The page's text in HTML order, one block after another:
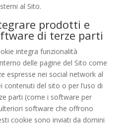
al Sito.
prodotti e
di terze parti
integra funzionalità
delle pagine del Sito come
espresse nei social network al
contenuti del sito o per l’uso di
parti (come i software per
software che offrono
cookie sono inviati da domini